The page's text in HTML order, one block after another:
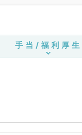
手当/福利厚生